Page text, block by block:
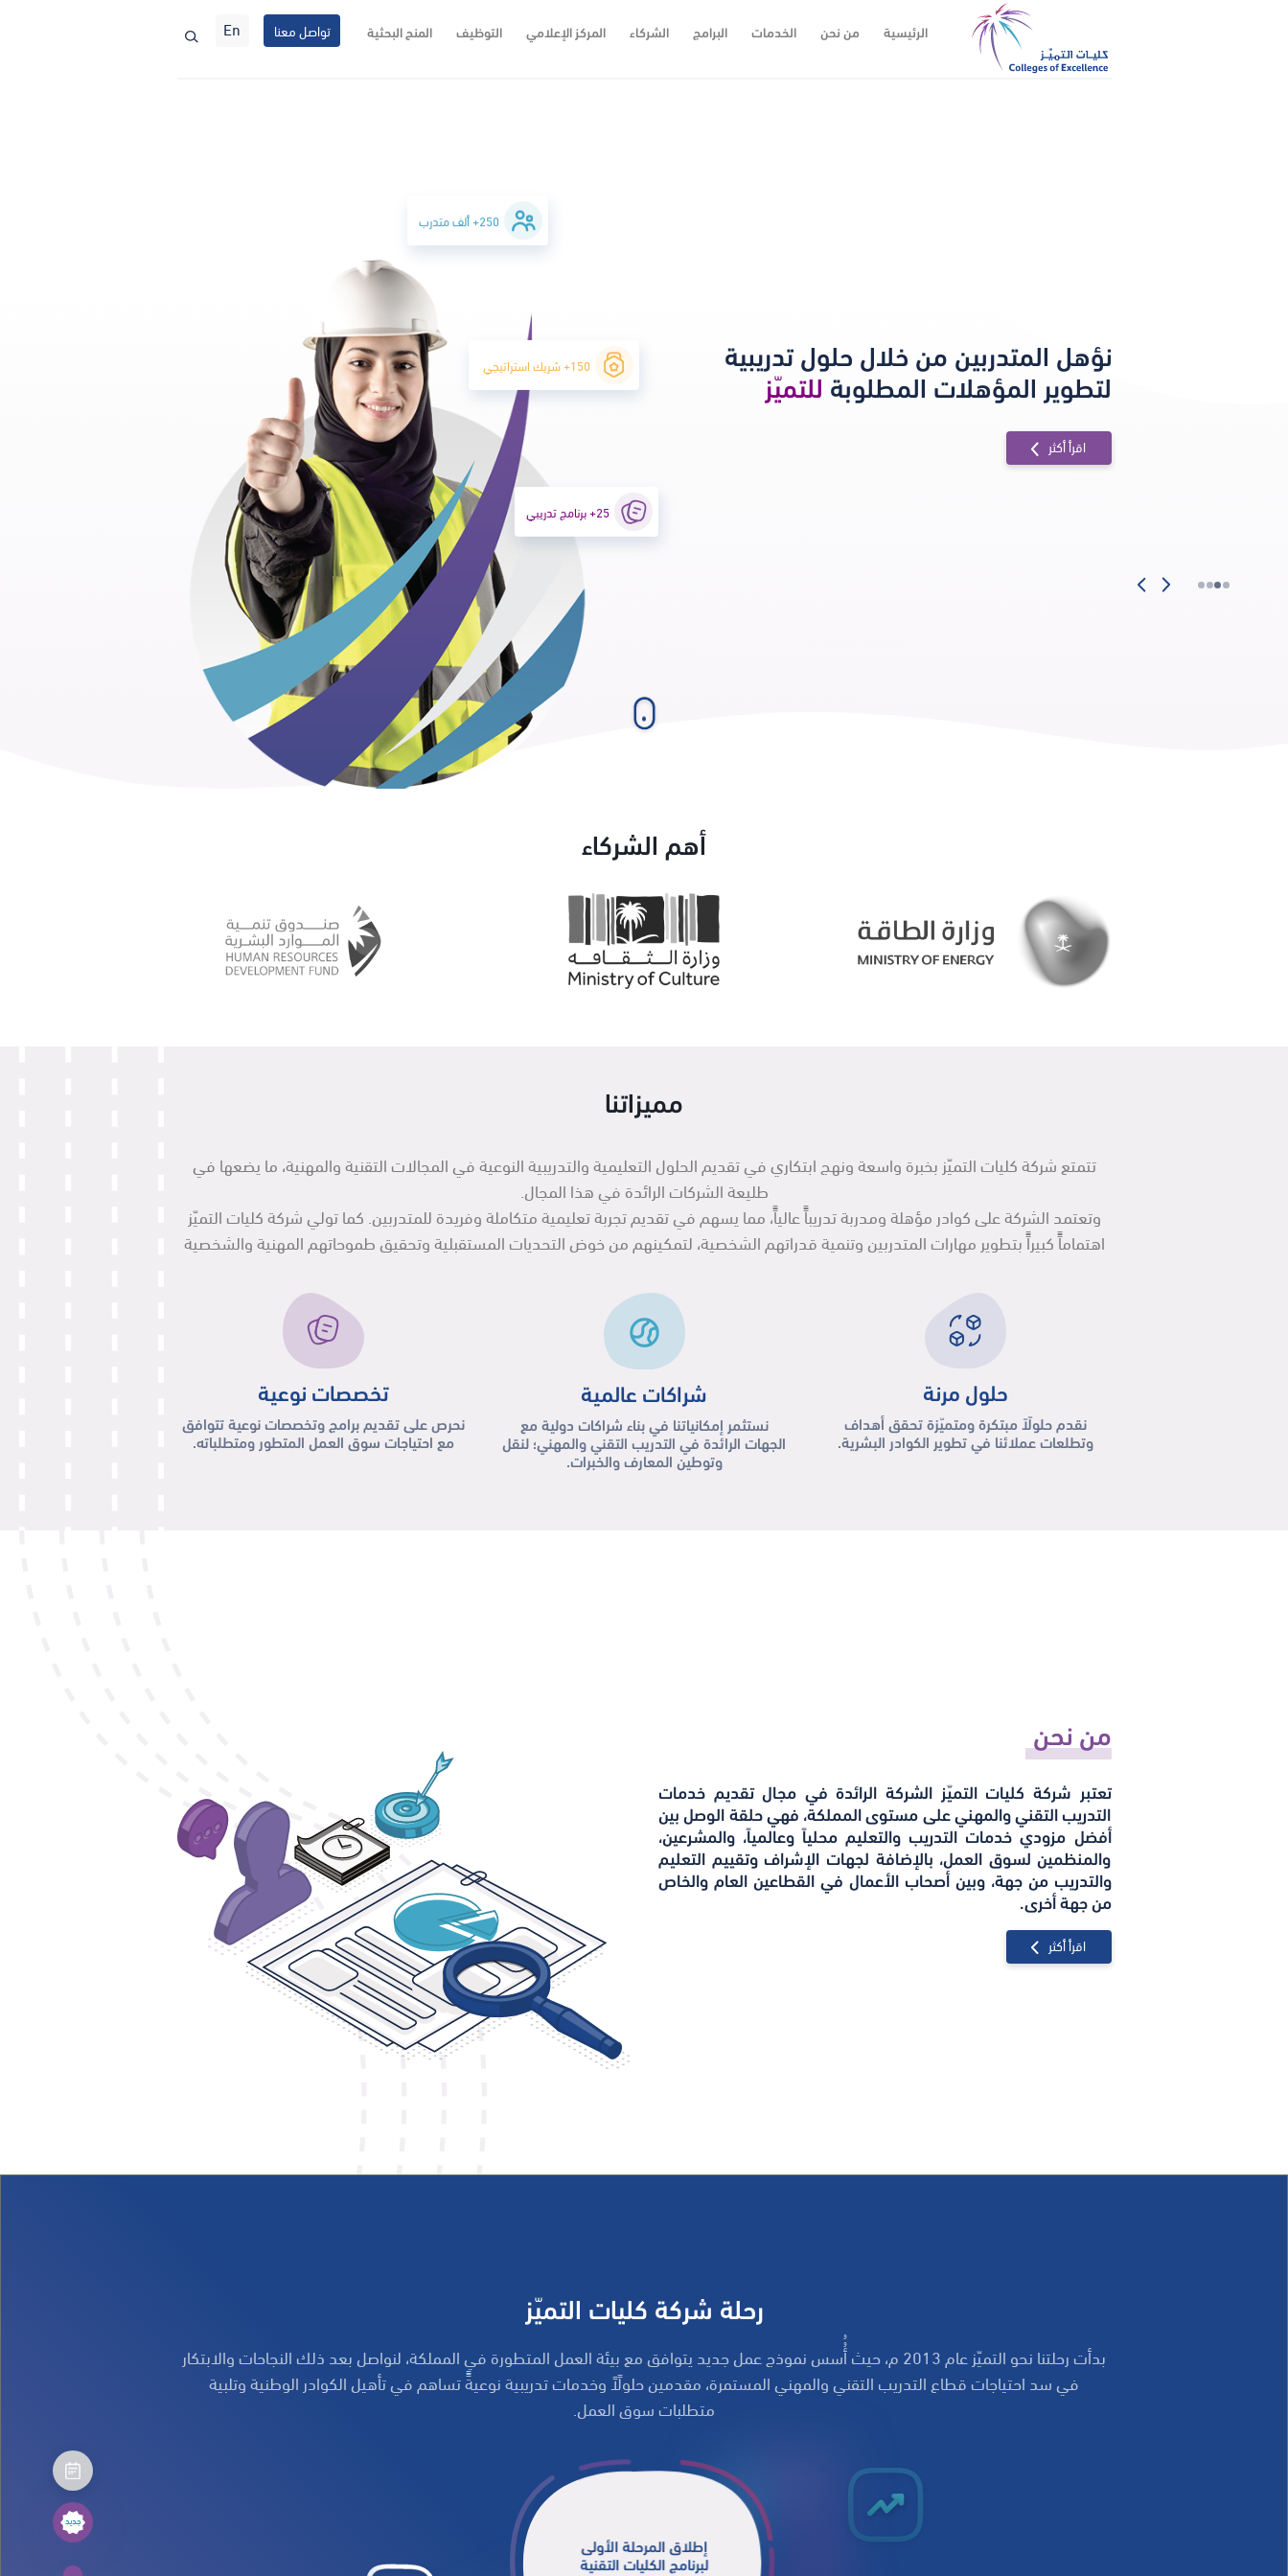
الرئيسية من نحن الخدمات البرامج الشركاء المركز الإعلامي التوظيف المنح البحثية تواصل معنا En
نؤهل المتدربين من خلال حلول تدريبية
لتطوير المؤهلات المطلوبة للتميّز
اقرأ أكثر
250+ ألف متدرب
150+ شريك استراتيجي
25+ برنامج تدريبي
أهم الشركاء
مميزاتنا
تتمتع شركة كليات التميّز بخبرة واسعة ونهج ابتكاري في تقديم الحلول التعليمية والتدريبية النوعية في المجالات التقنية والمهنية، ما يضعها في
طليعة الشركات الرائدة في هذا المجال.
وتعتمد الشركة على كوادر مؤهلة ومدربة تدريباًً عالياًً، مما يسهم في تقديم تجربة تعليمية متكاملة وفريدة للمتدربين. كما تولي شركة كليات التميّز
اهتماماًً كبيراًً بتطوير مهارات المتدربين وتنمية قدراتهم الشخصية، لتمكينهم من خوض التحديات المستقبلية وتحقيق طموحاتهم المهنية والشخصية
حلول مرنة
نقدم حلولًاً مبتكرة ومتميّزة تحقق أهداف
وتطلعات عملائنا في تطوير الكوادر البشرية.
شراكات عالمية
نستثمر إمكانياتنا في بناء شراكات دولية مع
الجهات الرائدة في التدريب التقني والمهني؛ لنقل
وتوطين المعارف والخبرات.
تخصصات نوعية
نحرص على تقديم برامج وتخصصات نوعية تتوافق
مع احتياجات سوق العمل المتطور ومتطلباته.
من نحن
تعتبر شركة كليات التميّز الشركة الرائدة في مجال تقديم خدمات
التدريب التقني والمهني على مستوى المملكة، فهي حلقة الوصل بين
أفضل مزودي خدمات التدريب والتعليم محلياً وعالمياً، والمشرعين،
والمنظمين لسوق العمل، بالإضافة لجهات الإشراف وتقييم التعليم
والتدريب من جهة، وبين أصحاب الأعمال في القطاعين العام والخاص
من جهة أخرى.
اقرأ أكثر
رحلة شركة كليات التميّز
بدأت رحلتنا نحو التميّز عام 2013 م، حيث أُُسس نموذج عمل جديد يتوافق مع بيئة العمل المتطورة في المملكة، لنواصل بعد ذلك النجاحات والابتكار
في سد احتياجات قطاع التدريب التقني والمهني المستمرة، مقدمين حلولًاً وخدمات تدريبية نوعيةًً تساهم في تأهيل الكوادر الوطنية وتلبية
متطلبات سوق العمل.
إطلاق المرحلة الأولى
لبرنامج الكليات التقنية
جديد